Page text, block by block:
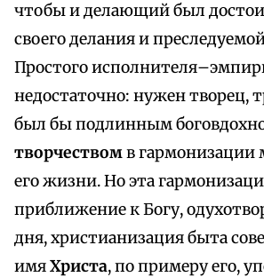
чтобы и делающий был
своего делания и
Простого
недостаточно: нужен творец,
был бы подлинным
творчествомв гармонизации
его жизни. Но эта
приближение к Богу,
дня, христианизация быта
имяХриста, по примеру его,